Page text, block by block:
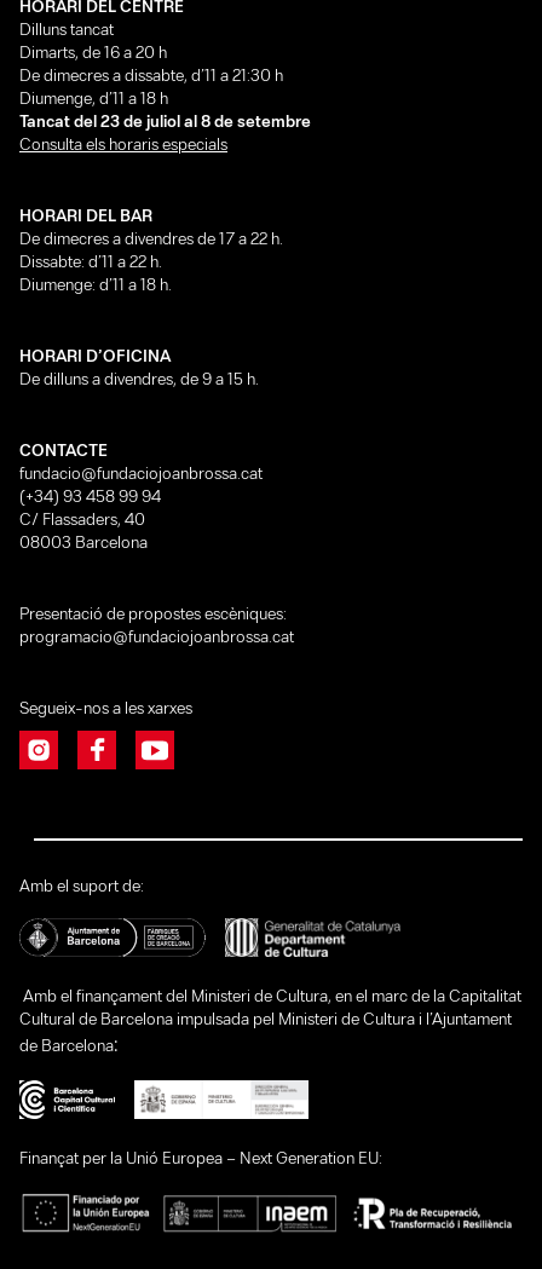
HORARI DEL CENTRE
Dilluns tancat
Dimarts, de 16 a 20 h
De dimecres a dissabte, d’11 a 21:30 h
Diumenge, d’11 a 18 h
Tancat del 23 de juliol al 8 de setembre
Consulta els horaris especials
HORARI DEL BAR
De dimecres a divendres de 17 a 22 h.
Dissabte: d’11 a 22 h.
Diumenge: d’11 a 18 h.
HORARI D’OFICINA
De dilluns a divendres, de 9 a 15 h.
CONTACTE
fundacio@fundaciojoanbrossa.cat
(+34) 93 458 99 94
C/ Flassaders, 40
08003 Barcelona
Presentació de propostes escèniques:
programacio@fundaciojoanbrossa.cat
Segueix-nos a les xarxes
Amb el suport de:
Amb el finançament del Ministeri de Cultura, en el marc de la Capitalitat
Cultural de Barcelona impulsada pel Ministeri de Cultura i l’Ajuntament
de Barcelona:
Finançat per la Unió Europea – Next Generation EU: